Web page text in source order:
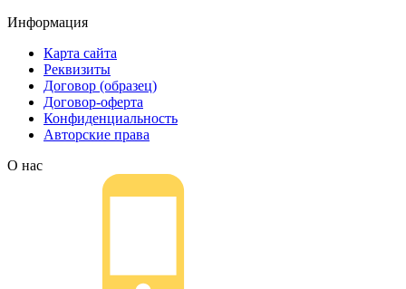
Информация
Карта сайта
Реквизиты
Договор (образец)
Договор-оферта
Конфиденциальность
Авторские права
О нас